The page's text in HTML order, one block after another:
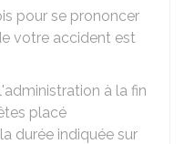
pour se prononcer
votre accident est
à la fin
placé
durée indiquée sur